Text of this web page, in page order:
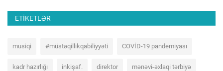
ETIKETLƏR
musiqi #müstəqillikqabiliyyəti COVİD-19 pandemiyası
kadr hazırlığı inkişaf. direktor mənəvi-əxlaqi tərbiyə